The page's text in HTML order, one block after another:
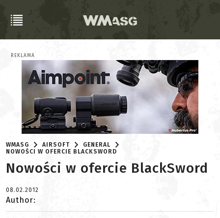
REKLAMA
WMASG AIRSOFT
GENERAL
NOWOŚCI W OFERCIE BLACKSWORD
Nowości w ofercie BlackSword
08.02.2012
Author: